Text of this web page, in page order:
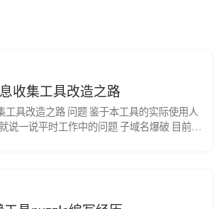
收集工具改造之路
工具改造之路 问题 鉴于本工具的实际使用人
说一说平时工作中的问题 子域名爆破 目前使
发通道依旧占用，也就是说要调用它的话